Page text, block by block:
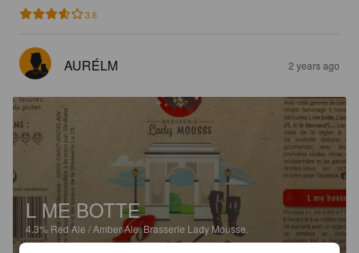
3.6
AURÉLM 2 years ago
L ME BOTTE
4.3% Red Ale / Amber Ale.Brasserie Lady Mousse.